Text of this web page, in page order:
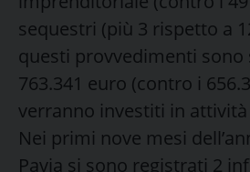
sequestri (più 3 rispetto a
questi provvedimenti sono
763.341 euro (contro i
verranno investiti in
Nei primi nove mesi
Pavia si sono registrati 2